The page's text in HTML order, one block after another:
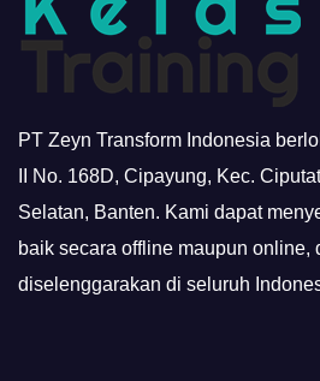
PT Zeyn Transform Indonesia
II No. 168D, Cipayung, Kec.
Selatan, Banten. Kami dapat
baik secara offline maupun online,
diselenggarakan di seluruh